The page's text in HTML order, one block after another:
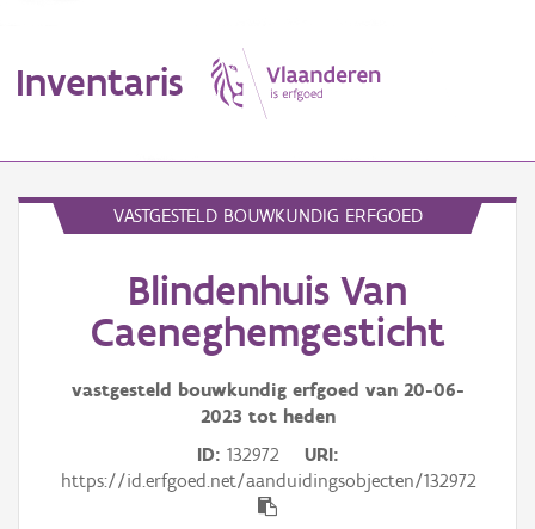
Inventaris
Aanduidingsobject
Waarneming
Gebeurtenis
VASTGESTELD BOUWKUNDIG ERFGOED
Blindenhuis Van
Caeneghemgesticht
vastgesteld bouwkundig erfgoed van 20-06-
2023 tot heden
ID 132972
URI
https://id.erfgoed.net/aanduidingsobjecten/132972